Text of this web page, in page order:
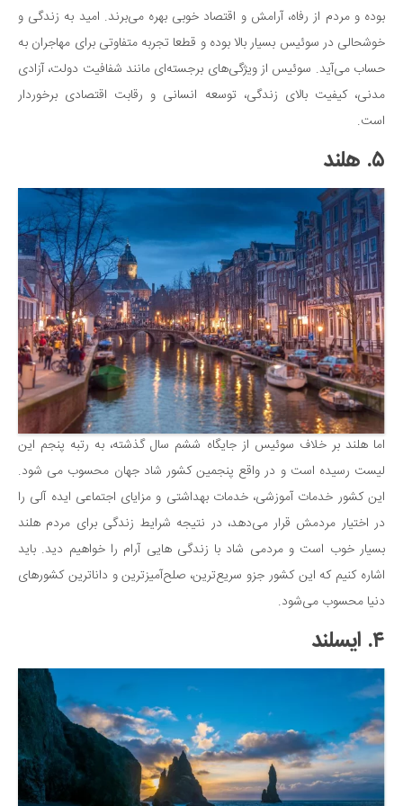
بوده و مردم از رفاه، آرامش و اقتصاد خوبی بهره می‌برند. امید به زندگی و
خوشحالی در سوئیس بسیار بالا بوده و قطعا تجربه متفاوتی برای مهاجران به
حساب می‌آید. سوئیس از ویژگی‌های برجسته‌ای مانند شفافیت دولت، آزادی
مدنی، کیفیت بالای زندگی، توسعه انسانی و رقابت اقتصادی برخوردار
است.
۵. هلند
اما هلند بر خلاف سوئیس از جایگاه ششم سال گذشته، به رتبه پنجم این
لیست رسیده است و در واقع پنجمین کشور شاد جهان محسوب می شود.
این کشور خدمات آموزشی، خدمات بهداشتی و مزایای اجتماعی ایده آلی را
در اختیار مردمش قرار می‌دهد، در نتیجه شرایط زندگی برای مردم هلند
بسیار خوب است و مردمی شاد با زندگی هایی آرام را خواهیم دید. باید
اشاره کنیم که این کشور جزو سریع‌ترین، صلح‌آمیزترین و داناترین کشورهای
دنیا محسوب می‌شود.
۴. ایسلند